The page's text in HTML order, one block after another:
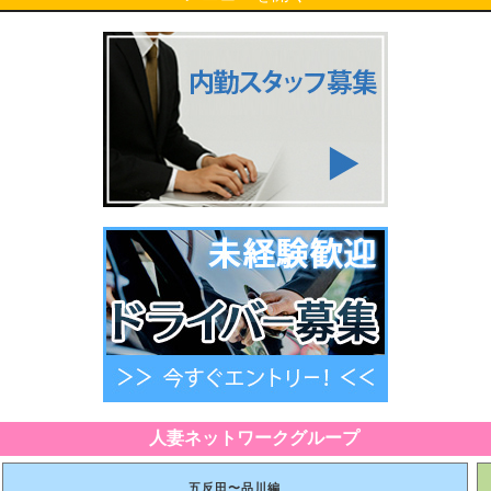
人妻ネットワークグループ
五反田〜品川編